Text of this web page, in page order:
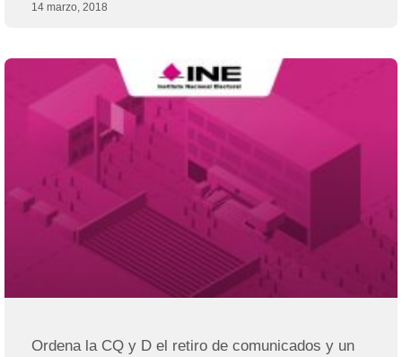
14 marzo, 2018
Ordena la CQ y D el retiro de comunicados y un